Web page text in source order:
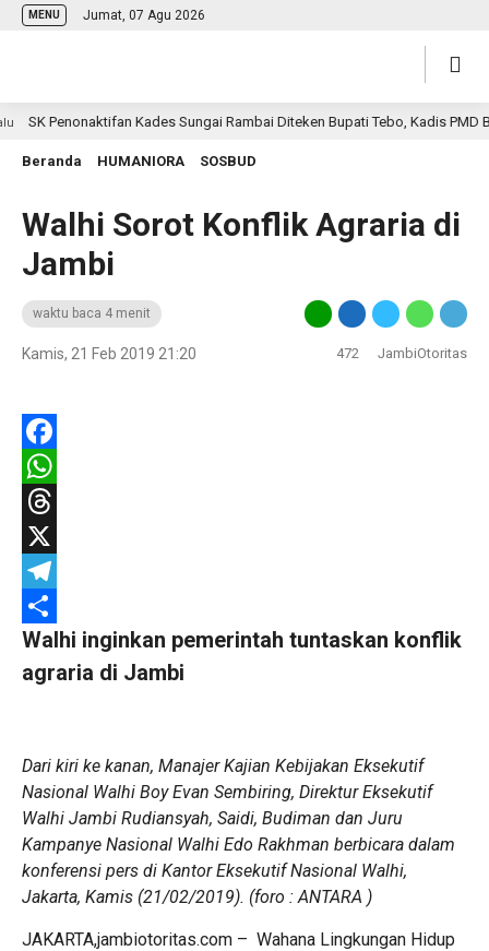
MENU Jumat, 07 Agu 2026
Penonaktifan Kades Sungai Rambai Diteken Bupati Tebo, Kadis PMD Buka
Beranda HUMANIORA SOSBUD
Walhi Sorot Konflik Agraria di
Jambi
waktu baca 4 menit
Kamis, 21 Feb 2019 21:20 472 JambiOtoritas
Facebook
WhatsApp
Threads
X
Telegram
Share
Walhi inginkan pemerintah tuntaskan konflik
agraria di Jambi
Dari kiri ke kanan, Manajer Kajian Kebijakan Eksekutif
Nasional Walhi Boy Evan Sembiring, Direktur Eksekutif
Walhi Jambi Rudiansyah, Saidi, Budiman dan Juru
Kampanye Nasional Walhi Edo Rakhman berbicara dalam
konferensi pers di Kantor Eksekutif Nasional Walhi,
Jakarta, Kamis (21/02/2019). (foro : ANTARA )
JAKARTA,jambiotoritas.com – Wahana Lingkungan Hidup